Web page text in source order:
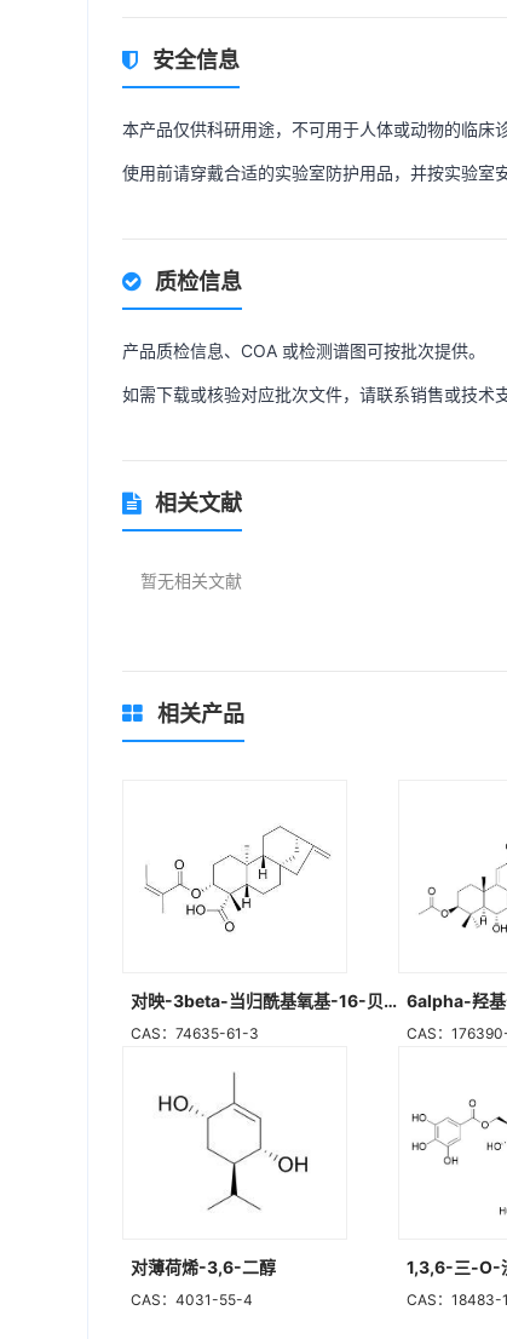
安全信息
本产品仅供科研用途，不可用于人体或动物的临床
使用前请穿戴合适的实验室防护用品，并按实验室
质检信息
产品质检信息、COA 或检测谱图可按批次提供。
如需下载或核验对应批次文件，请联系销售或技术支
相关文献
暂无相关文献
相关产品
对映-3beta-当归酰基氧基-16-贝壳杉-19-烯酸
CAS：74635-61-3
6alpha-羟基
CAS：
对薄荷烯-3,6-二醇
CAS：4031-55-4
1,3,6-三-O-
CAS：18483-